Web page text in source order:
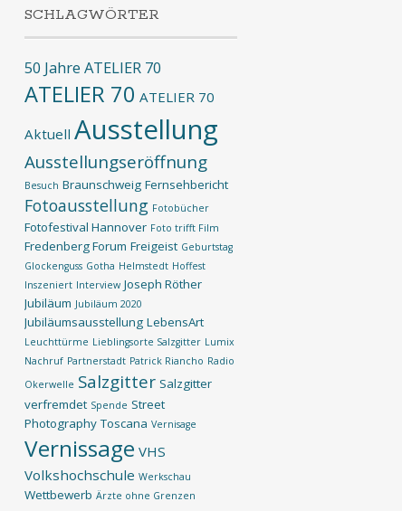
SCHLAGWÖRTER
50 Jahre ATELIER 70
ATELIER 70 ATELIER 70
Aktuell Ausstellung
Ausstellungseröffnung
Besuch Braunschweig Fernsehbericht
Fotoausstellung Fotobücher
Fotofestival Hannover Foto trifft Film
Fredenberg Forum Freigeist Geburtstag
Glockenguss Gotha Helmstedt Hoffest
Inszeniert Interview Joseph Röther
Jubiläum Jubiläum 2020
Jubiläumsausstellung LebensArt
Leuchttürme Lieblingsorte Salzgitter Lumix
Nachruf Partnerstadt Patrick Riancho Radio
Okerwelle Salzgitter Salzgitter
verfremdet Spende Street
Photography Toscana Vernisage
Vernissage VHS
Volkshochschule Werkschau
Wettbewerb Ärzte ohne Grenzen